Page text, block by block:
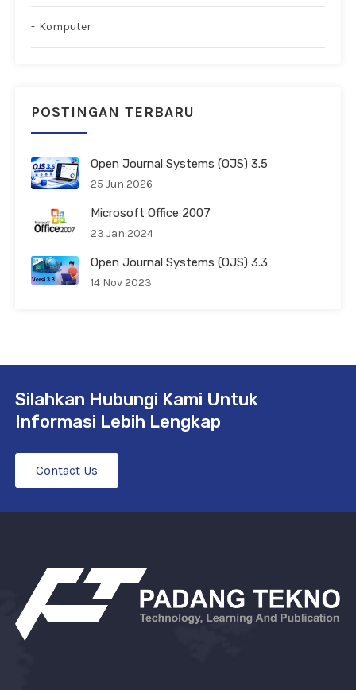
Komputer
POSTINGAN TERBARU
Open Journal Systems (OJS) 3.5
25 Jun 2026
Microsoft Office 2007
23 Jan 2024
Open Journal Systems (OJS) 3.3
14 Nov 2023
Silahkan Hubungi Kami Untuk
Informasi Lebih Lengkap
Contact Us